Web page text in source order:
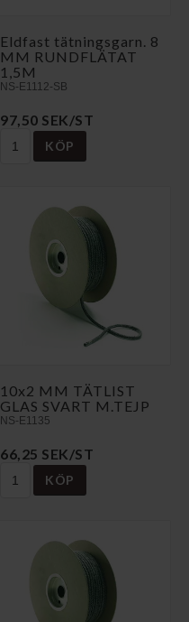
Eldfast tätningsgarn. 8
MM RUNDFLÄTAT
1,5M
NS-E1112-SB
97,50 SEK/ST
KÖP
10x2 MM TÄTLIST
GLAS SVART M.TEJP
NS-E1135
66,25 SEK/ST
KÖP